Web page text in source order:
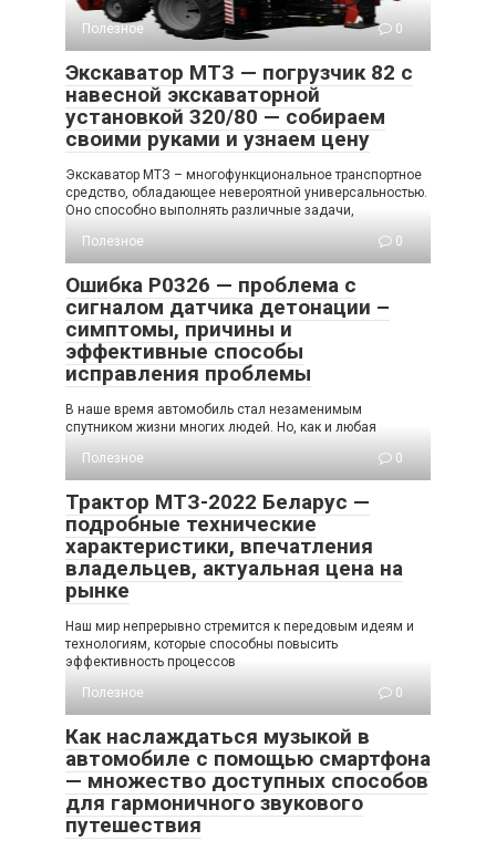
Полезное 0
Экскаватор МТЗ — погрузчик 82 с
навесной экскаваторной
установкой 320/80 — собираем
своими руками и узнаем цену
Экскаватор МТЗ – многофункциональное транспортное
средство, обладающее невероятной универсальностью.
Оно способно выполнять различные задачи,
Полезное
0
Ошибка P0326 — проблема с
сигналом датчика детонации –
симптомы, причины и
эффективные способы
исправления проблемы
В наше время автомобиль стал незаменимым
спутником жизни многих людей. Но, как и любая
Полезное
0
Трактор МТЗ-2022 Беларус —
подробные технические
характеристики, впечатления
владельцев, актуальная цена на
рынке
Наш мир непрерывно стремится к передовым идеям и
технологиям, которые способны повысить
эффективность процессов
Полезное
0
Как наслаждаться музыкой в
автомобиле с помощью смартфона
— множество доступных способов
для гармоничного звукового
путешествия